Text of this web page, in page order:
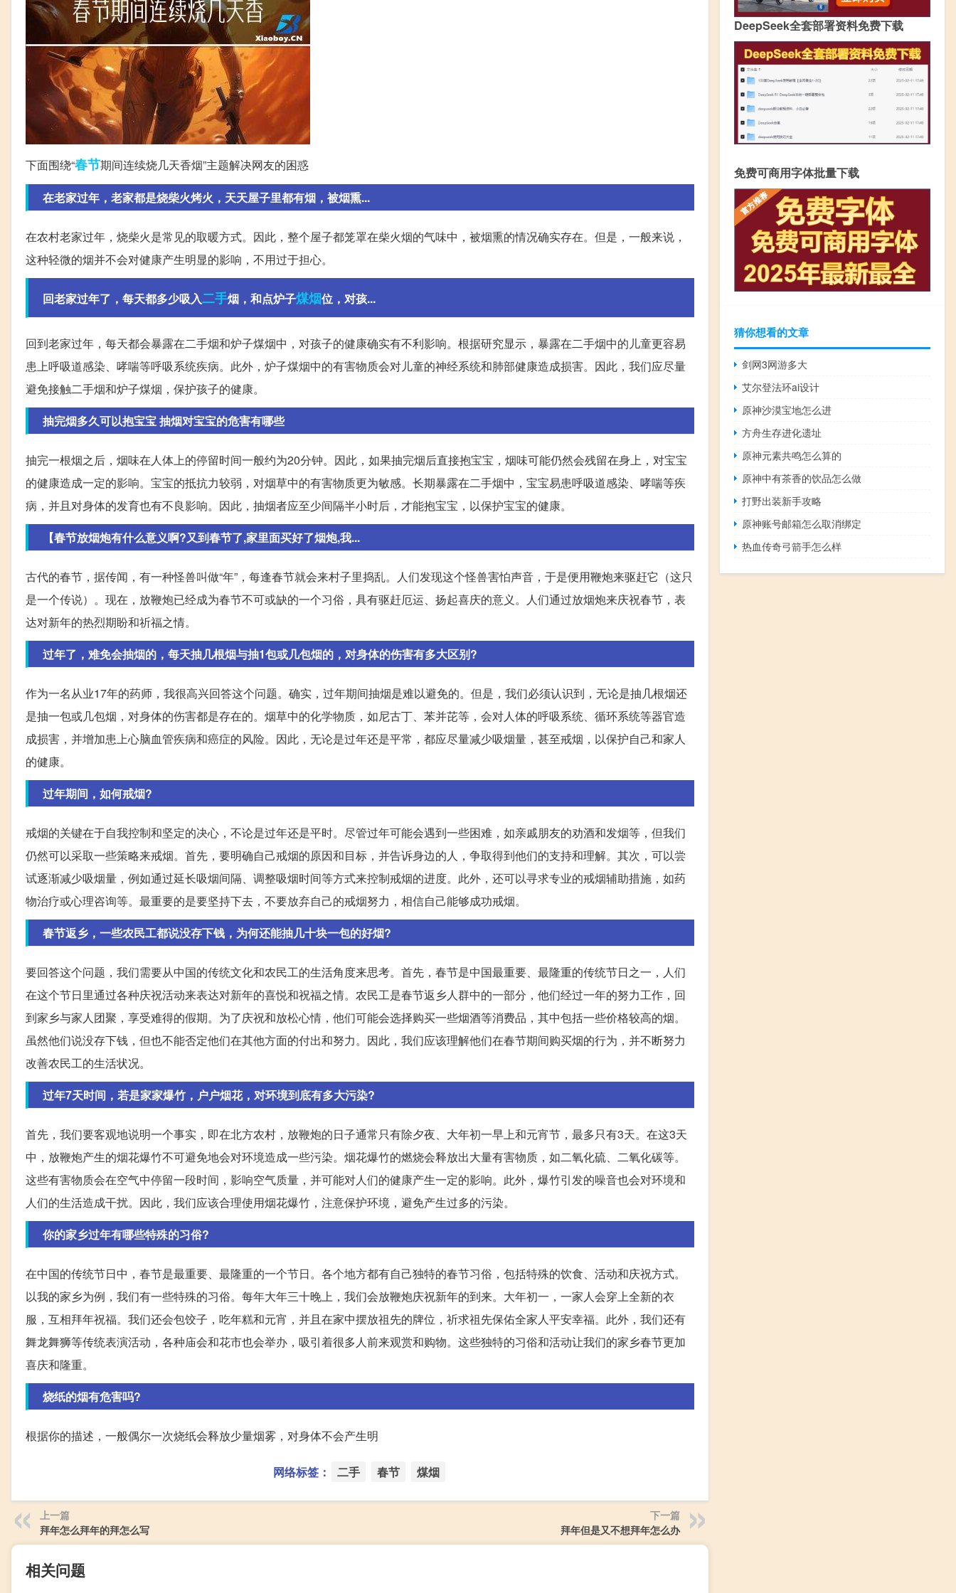
下面围绕“春节期间连续烧几天香烟”主题解决网友的困惑
在老家过年，老家都是烧柴火烤火，天天屋子里都有烟，被烟熏...
在农村老家过年，烧柴火是常见的取暖方式。因此，整个屋子都笼罩在柴火烟的气味中，被烟熏的情况确实存在。但是，一般来说，
这种轻微的烟并不会对健康产生明显的影响，不用过于担心。
回老家过年了，每天都多少吸入二手烟，和点炉子煤烟位，对孩...
回到老家过年，每天都会暴露在二手烟和炉子煤烟中，对孩子的健康确实有不利影响。根据研究显示，暴露在二手烟中的儿童更容易
患上呼吸道感染、哮喘等呼吸系统疾病。此外，炉子煤烟中的有害物质会对儿童的神经系统和肺部健康造成损害。因此，我们应尽量
避免接触二手烟和炉子煤烟，保护孩子的健康。
抽完烟多久可以抱宝宝 抽烟对宝宝的危害有哪些
抽完一根烟之后，烟味在人体上的停留时间一般约为20分钟。因此，如果抽完烟后直接抱宝宝，烟味可能仍然会残留在身上，对宝宝
的健康造成一定的影响。宝宝的抵抗力较弱，对烟草中的有害物质更为敏感。长期暴露在二手烟中，宝宝易患呼吸道感染、哮喘等疾
病，并且对身体的发育也有不良影响。因此，抽烟者应至少间隔半小时后，才能抱宝宝，以保护宝宝的健康。
【春节放烟炮有什么意义啊?又到春节了,家里面买好了烟炮,我...
古代的春节，据传闻，有一种怪兽叫做“年”，每逢春节就会来村子里捣乱。人们发现这个怪兽害怕声音，于是便用鞭炮来驱赶它（这只
是一个传说）。现在，放鞭炮已经成为春节不可或缺的一个习俗，具有驱赶厄运、扬起喜庆的意义。人们通过放烟炮来庆祝春节，表
达对新年的热烈期盼和祈福之情。
过年了，难免会抽烟的，每天抽几根烟与抽1包或几包烟的，对身体的伤害有多大区别?
作为一名从业17年的药师，我很高兴回答这个问题。确实，过年期间抽烟是难以避免的。但是，我们必须认识到，无论是抽几根烟还
是抽一包或几包烟，对身体的伤害都是存在的。烟草中的化学物质，如尼古丁、苯并芘等，会对人体的呼吸系统、循环系统等器官造
成损害，并增加患上心脑血管疾病和癌症的风险。因此，无论是过年还是平常，都应尽量减少吸烟量，甚至戒烟，以保护自己和家人
的健康。
过年期间，如何戒烟?
戒烟的关键在于自我控制和坚定的决心，不论是过年还是平时。尽管过年可能会遇到一些困难，如亲戚朋友的劝酒和发烟等，但我们
仍然可以采取一些策略来戒烟。首先，要明确自己戒烟的原因和目标，并告诉身边的人，争取得到他们的支持和理解。其次，可以尝
试逐渐减少吸烟量，例如通过延长吸烟间隔、调整吸烟时间等方式来控制戒烟的进度。此外，还可以寻求专业的戒烟辅助措施，如药
物治疗或心理咨询等。最重要的是要坚持下去，不要放弃自己的戒烟努力，相信自己能够成功戒烟。
春节返乡，一些农民工都说没存下钱，为何还能抽几十块一包的好烟?
要回答这个问题，我们需要从中国的传统文化和农民工的生活角度来思考。首先，春节是中国最重要、最隆重的传统节日之一，人们
在这个节日里通过各种庆祝活动来表达对新年的喜悦和祝福之情。农民工是春节返乡人群中的一部分，他们经过一年的努力工作，回
到家乡与家人团聚，享受难得的假期。为了庆祝和放松心情，他们可能会选择购买一些烟酒等消费品，其中包括一些价格较高的烟。
虽然他们说没存下钱，但也不能否定他们在其他方面的付出和努力。因此，我们应该理解他们在春节期间购买烟的行为，并不断努力
改善农民工的生活状况。
过年7天时间，若是家家爆竹，户户烟花，对环境到底有多大污染?
首先，我们要客观地说明一个事实，即在北方农村，放鞭炮的日子通常只有除夕夜、大年初一早上和元宵节，最多只有3天。在这3天
中，放鞭炮产生的烟花爆竹不可避免地会对环境造成一些污染。烟花爆竹的燃烧会释放出大量有害物质，如二氧化硫、二氧化碳等。
这些有害物质会在空气中停留一段时间，影响空气质量，并可能对人们的健康产生一定的影响。此外，爆竹引发的噪音也会对环境和
人们的生活造成干扰。因此，我们应该合理使用烟花爆竹，注意保护环境，避免产生过多的污染。
你的家乡过年有哪些特殊的习俗?
在中国的传统节日中，春节是最重要、最隆重的一个节日。各个地方都有自己独特的春节习俗，包括特殊的饮食、活动和庆祝方式。
以我的家乡为例，我们有一些特殊的习俗。每年大年三十晚上，我们会放鞭炮庆祝新年的到来。大年初一，一家人会穿上全新的衣
服，互相拜年祝福。我们还会包饺子，吃年糕和元宵，并且在家中摆放祖先的牌位，祈求祖先保佑全家人平安幸福。此外，我们还有
舞龙舞狮等传统表演活动，各种庙会和花市也会举办，吸引着很多人前来观赏和购物。这些独特的习俗和活动让我们的家乡春节更加
喜庆和隆重。
烧纸的烟有危害吗?
根据你的描述，一般偶尔一次烧纸会释放少量烟雾，对身体不会产生明
网络标签： 二手 春节 煤烟
上一篇
拜年怎么拜年的拜怎么写
下一篇
拜年但是又不想拜年怎么办
相关问题
DeepSeek全套部署资料免费下载
免费可商用字体批量下载
猜你想看的文章
剑网3网游多大
艾尔登法环ai设计
原神沙漠宝地怎么进
方舟生存进化遗址
原神元素共鸣怎么算的
原神中有茶香的饮品怎么做
打野出装新手攻略
原神账号邮箱怎么取消绑定
热血传奇弓箭手怎么样